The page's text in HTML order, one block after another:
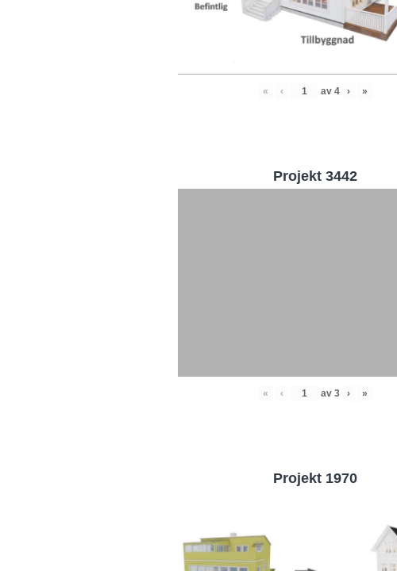
« ‹ av 4 › »
Projekt 3442
« ‹ av 3 › »
Projekt 1970